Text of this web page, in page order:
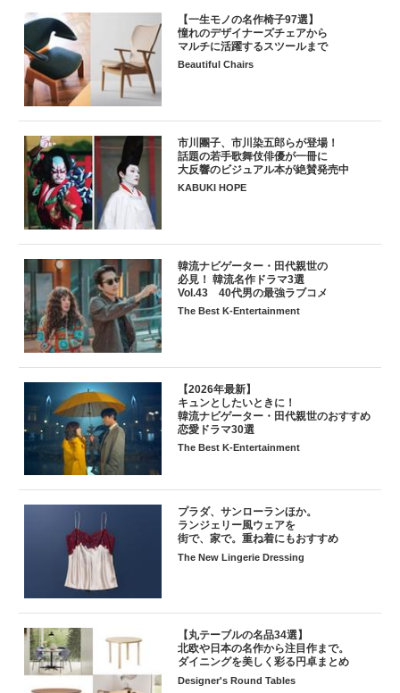
【一生モノの名作椅子97選】
憧れのデザイナーズチェアから
マルチに活躍するスツールまで
Beautiful Chairs
市川團子、市川染五郎らが登場！
話題の若手歌舞伎俳優が一冊に
大反響のビジュアル本が絶賛発売中
KABUKI HOPE
韓流ナビゲーター・田代親世の
必見！ 韓流名作ドラマ3選
Vol.43 40代男の最強ラブコメ
The Best K-Entertainment
【2026年最新】
キュンとしたいときに！
韓流ナビゲーター・田代親世のおすすめ
恋愛ドラマ30選
The Best K-Entertainment
プラダ、サンローランほか。
ランジェリー風ウェアを
街で、家で。重ね着にもおすすめ
The New Lingerie Dressing
【丸テーブルの名品34選】
北欧や日本の名作から注目作まで。
ダイニングを美しく彩る円卓まとめ
Designer's Round Tables